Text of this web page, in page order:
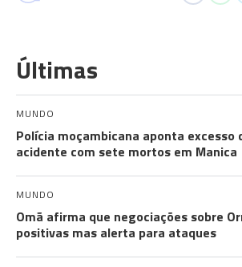
Últimas
MUNDO
Polícia moçambicana aponta excesso
acidente com sete mortos em Manica
MUNDO
Omã afirma que negociações sobre
positivas mas alerta para ataques